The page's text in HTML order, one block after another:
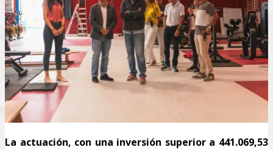
La actuación, con una inversión superior a 441.069,53